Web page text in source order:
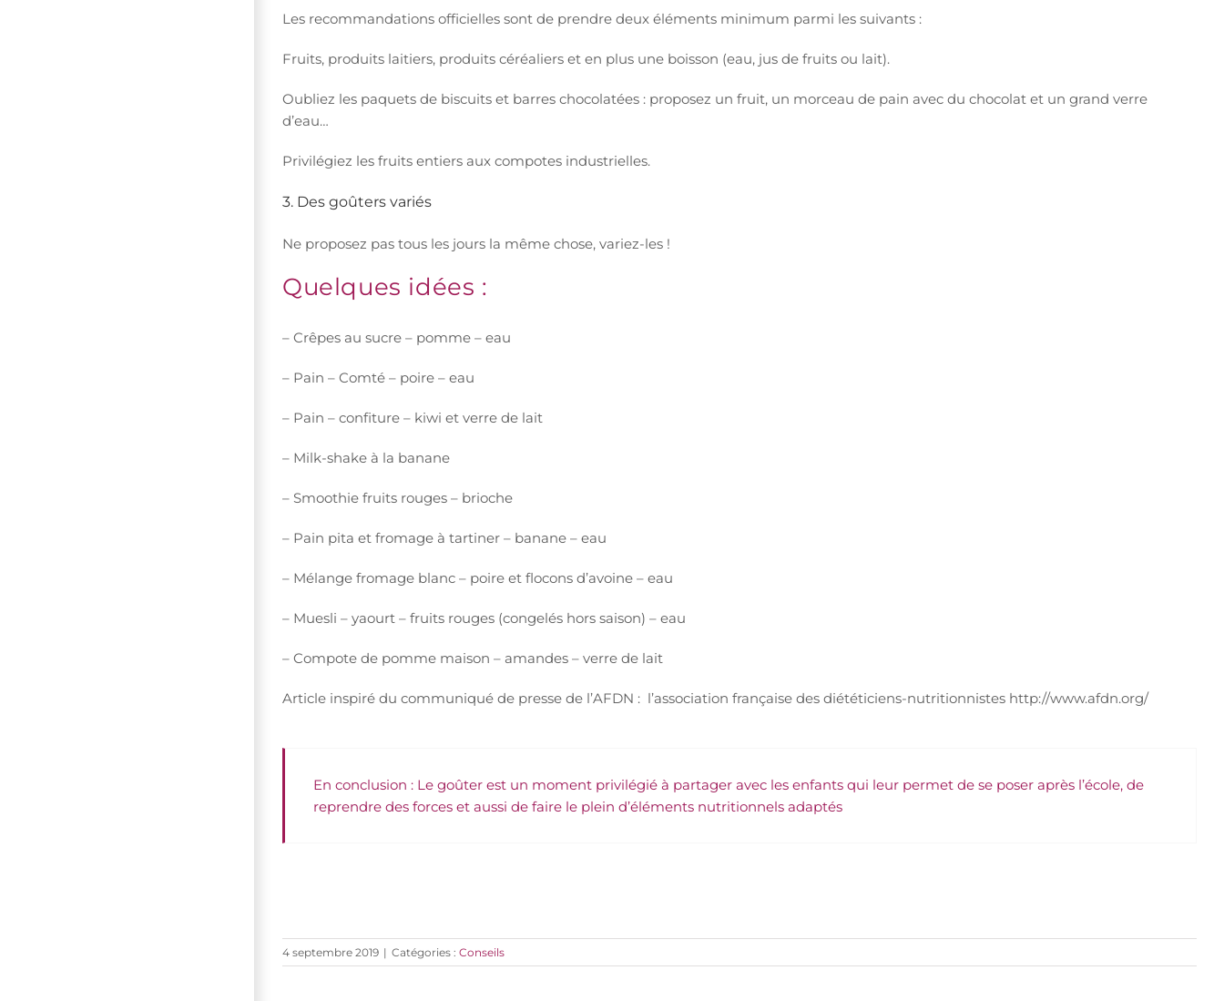
Les recommandations officielles sont de prendre deux éléments minimum parmi les suivants :
Fruits, produits laitiers, produits céréaliers et en plus une boisson (eau, jus de fruits ou lait).
Oubliez les paquets de biscuits et barres chocolatées : proposez un fruit, un morceau de pain avec du chocolat et un grand verre
d’eau…
Privilégiez les fruits entiers aux compotes industrielles.
3. Des goûters variés
Ne proposez pas tous les jours la même chose, variez-les !
Quelques idées :
– Crêpes au sucre – pomme – eau
– Pain – Comté – poire – eau
– Pain – confiture – kiwi et verre de lait
– Milk-shake à la banane
– Smoothie fruits rouges – brioche
– Pain pita et fromage à tartiner – banane – eau
– Mélange fromage blanc – poire et flocons d’avoine – eau
– Muesli – yaourt – fruits rouges (congelés hors saison) – eau
– Compote de pomme maison – amandes – verre de lait
Article inspiré du communiqué de presse de l’AFDN : l’association française des diététiciens-nutritionnistes http://www.afdn.org/
En conclusion : Le goûter est un moment privilégié à partager avec les enfants qui leur permet de se poser après l’école, de
reprendre des forces et aussi de faire le plein d’éléments nutritionnels adaptés
4 septembre 2019 | Catégories : Conseils